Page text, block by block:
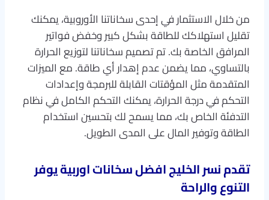
من خلال الاستثمار في إحدى سخاناتنا الأوروبية، يمكنك
تقليل استهلاكك للطاقة بشكل كبير وخفض فواتير
المرافق الخاصة بك. تم تصميم سخاناتنا لتوزيع الحرارة
بالتساوي، مما يضمن عدم إهدار أي طاقة. مع الميزات
المتقدمة مثل المؤقتات القابلة للبرمجة وإعدادات
التحكم في درجة الحرارة، يمكنك التحكم الكامل في نظام
التدفئة الخاص بك، مما يسمح لك بتحسين استخدام
الطاقة وتوفير المال على المدى الطويل.
تقدم نسر الخليج افضل سخانات اوربية يوفر
التنوع والراحة